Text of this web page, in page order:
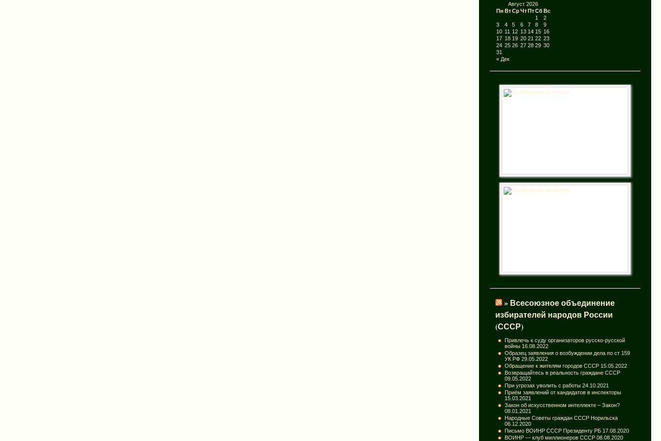
Август 2026
Пн ВтСрЧтПтСбВс
« Дек
1
2
3
4 5 6 7 8
9
10 11 12 13 14 15 16
17 18 19 20 21 22 23
24 25 26 27 28 29 30
31
» Всесоюзное объединение
избирателей народов России
(СССР)
Привлечь к суду организаторов русско-русской
войны 16.08.2022
Образец заявления о возбуждении дела по ст 159
УК РФ 29.05.2022
Обращение к жителям городов СССР 15.05.2022
Возвращайтесь в реальность граждане СССР
09.05.2022
При угрозах уволить с работы 24.10.2021
Приём заявлений от кандидатов в инспекторы
15.03.2021
Закон об искусственном интеллекте – Закон?
08.01.2021
Народные Советы граждан СССР Норильска
06.12.2020
Письмо ВОИНР СССР Президенту РБ 17.08.2020
ВОИНР — клуб миллионеров СССР 08.08.2020